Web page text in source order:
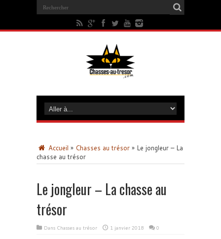
Accueil » Chasses au trésor » Le jongleur – La
chasse au trésor
Le jongleur – La chasse au
trésor
Dans Chasses au trésor 1 janvier 2018 0